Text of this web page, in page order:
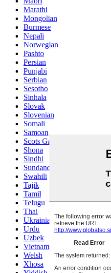
Marathi
Mongolian
Burmese
Nepali
Norwegian
Pashto
Persian
Punjabi
Serbian
Sesotho
Sinhala
Slovak
Slovenian
Somali
Samoan
Scots Gaelic
Shona
Sindhi
Sundanese
Swahili
Tajik
Tamil
Telugu
Thai
Ukrainian
Urdu
Uzbek
Vietnamese
Welsh
Xhosa